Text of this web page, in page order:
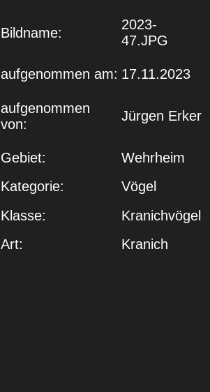
Bildname:
2023-
47.JPG
aufgenommen am: 17.11.2023
aufgenommen
von:
Jürgen Erker
Gebiet:
Wehrheim
Kategorie:
Vögel
Klasse:
Kranichvögel
Art:
Kranich